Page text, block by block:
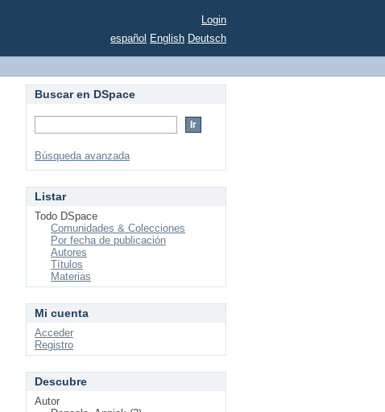
Login
español English Deutsch
Buscar en DSpace
Búsqueda avanzada
Listar
Todo DSpace
Comunidades & Colecciones
Por fecha de publicación
Autores
Títulos
Materias
Mi cuenta
Acceder
Registro
Descubre
Autor